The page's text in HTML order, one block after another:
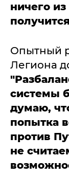
ничего
Опытный
Легиона
системы
думаю,
попытка
против
не